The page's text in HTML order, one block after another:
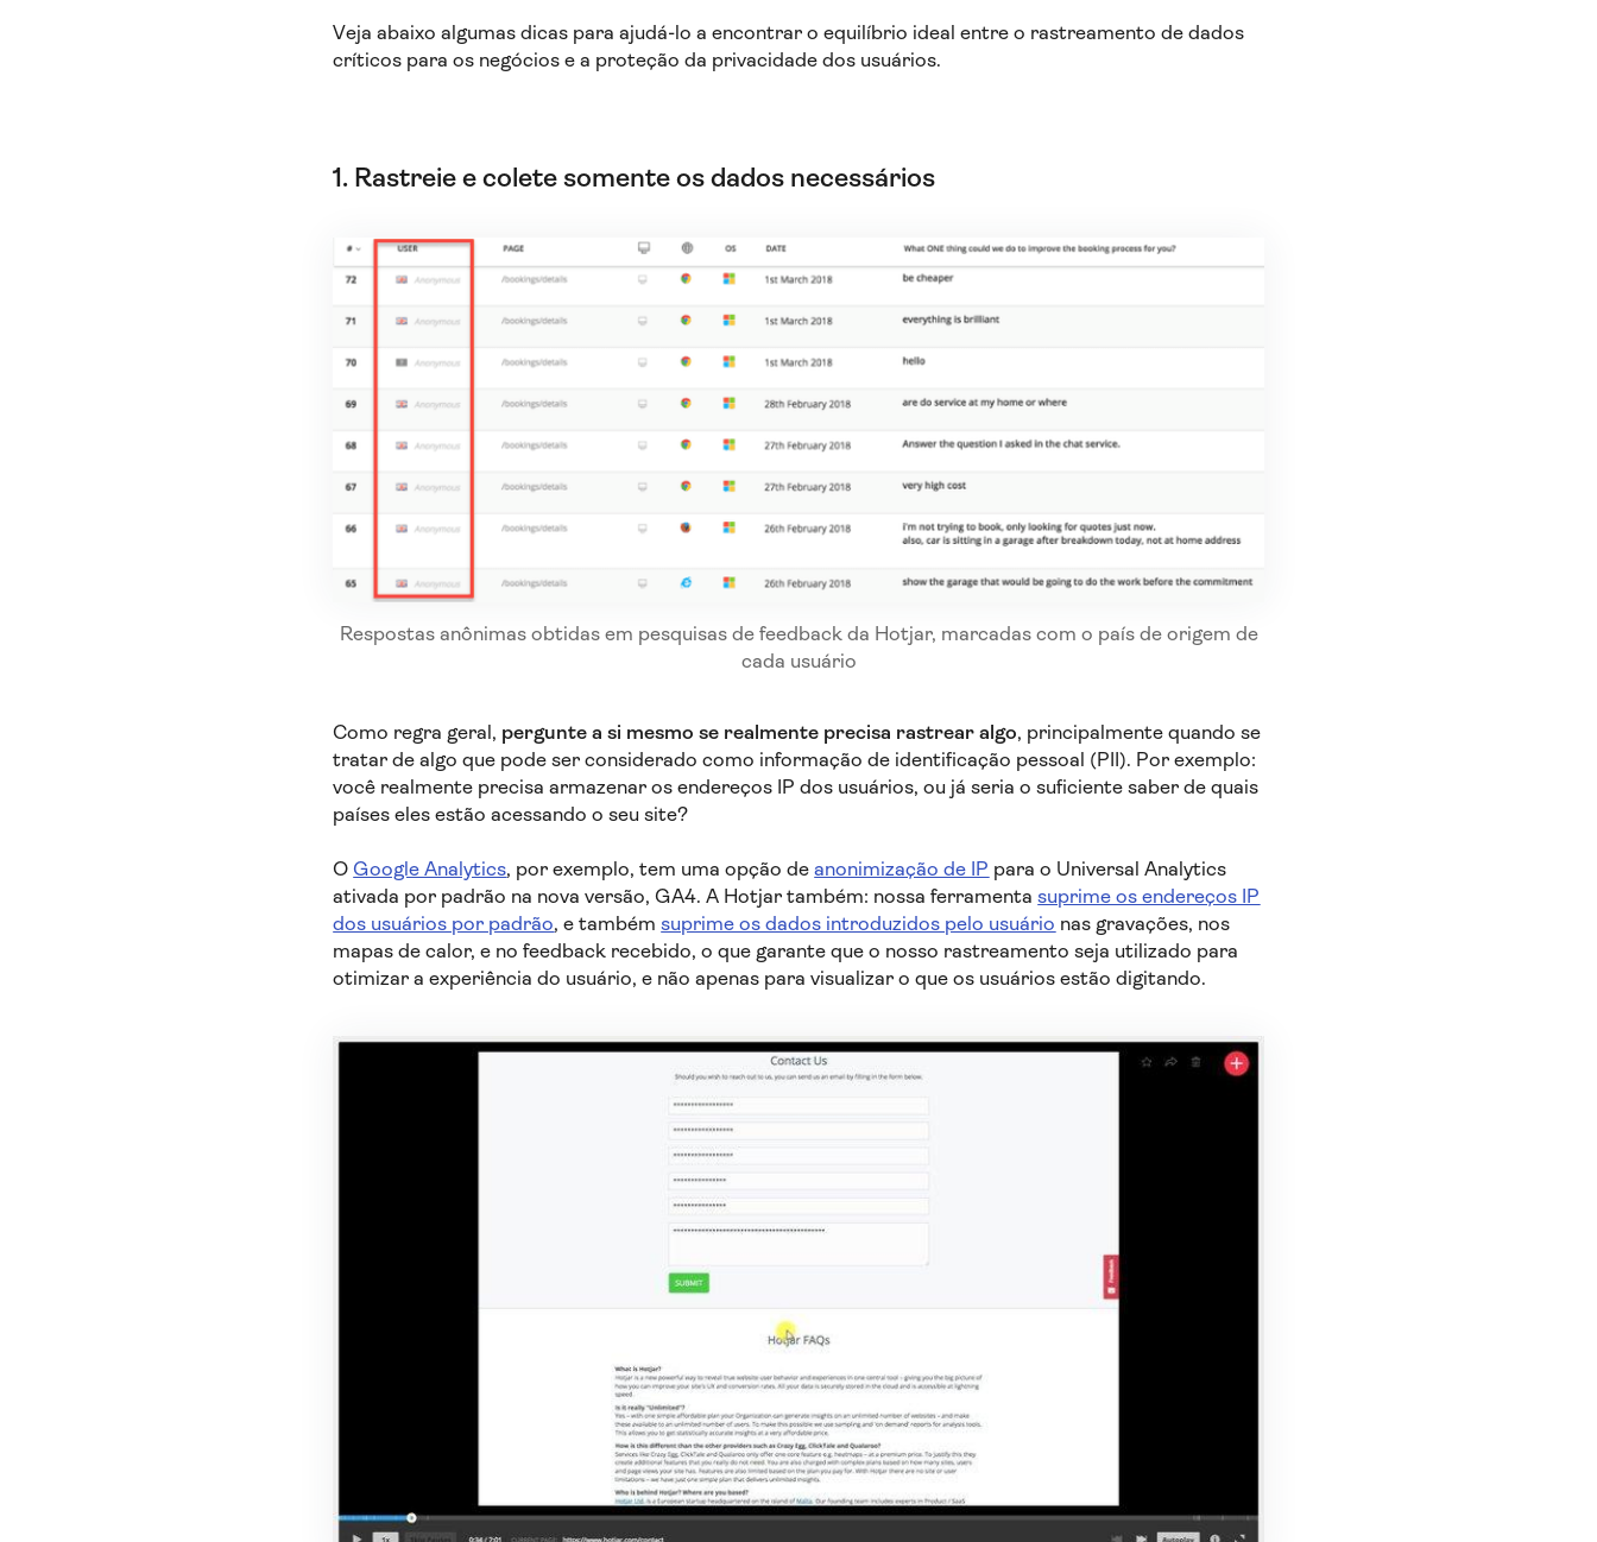
Veja abaixo algumas dicas para ajudá-lo a encontrar o equilíbrio ideal entre o rastreamento de dados
críticos para os negócios e a proteção da privacidade dos usuários.
1. Rastreie e colete somente os dados necessários
Respostas anônimas obtidas em pesquisas de feedback da Hotjar, marcadas com o país de origem de
cada usuário
Como regra geral, pergunte a si mesmo se realmente precisa rastrear algo, principalmente quando se
tratar de algo que pode ser considerado como informação de identificação pessoal (PII). Por exemplo:
você realmente precisa armazenar os endereços IP dos usuários, ou já seria o suficiente saber de quais
países eles estão acessando o seu site?
OGoogle Analytics, por exemplo, tem uma opção deanonimização de IP para o Universal Analytics
ativada por padrão na nova versão, GA4. A Hotjar também: nossa ferramentasuprime os endereços IP
dos usuários por padrão, e tambémsuprime os dados introduzidos pelo usuário nas gravações, nos
mapas de calor, e no feedback recebido, o que garante que o nosso rastreamento seja utilizado para
otimizar a experiência do usuário, e não apenas para visualizar o que os usuários estão digitando.